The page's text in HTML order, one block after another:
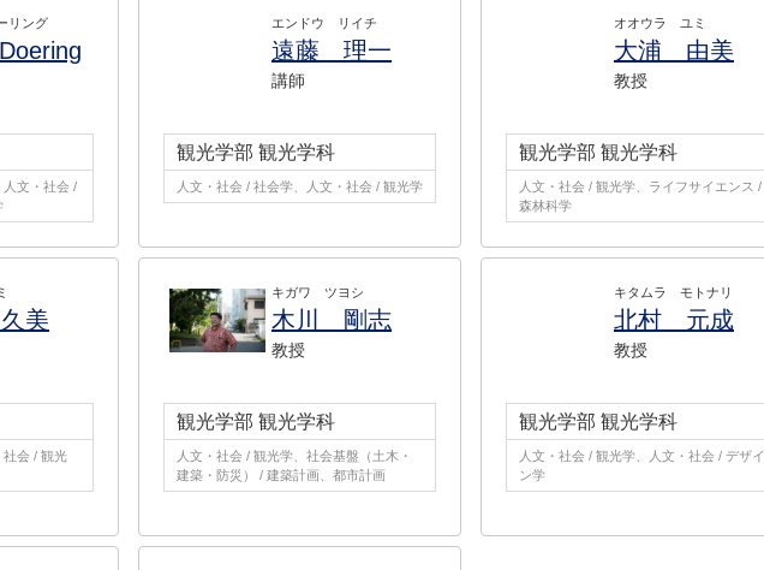
リング
人文・社会 /
エンドウ リイチ
遠藤 理一
講師
観光学部 観光学科
人文・社会 / 社会学、人文・社会 / 観光学
オオウラ ユミ
大浦 由美
教授
観光学部 観光学科
人文・社会 / 観光学、ライフサイエンス /
森林科学
美
社会 / 観光
キガワ ツヨシ
木川 剛志
教授
観光学部 観光学科
人文・社会 / 観光学、社会基盤（土木・
建築・防災） / 建築計画、都市計画
キタムラ モトナリ
北村 元成
教授
観光学部 観光学科
人文・社会 / 観光学、人文・社会 / デザイ
ン学